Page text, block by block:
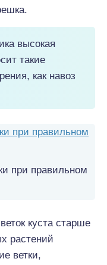
высокая
такие
как навоз
при правильном
куста старше
растений
ветки,